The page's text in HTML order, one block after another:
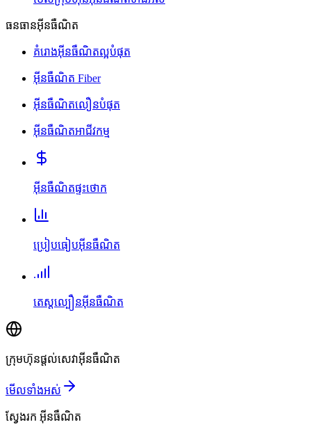
ធនធានអ៊ីនធឺណិត
គំរោងអ៊ីនធឺណិតល្អបំផុត
អ៊ីនធឺណិត Fiber
អ៊ីនធឺណិតលឿនបំផុត
អ៊ីនធឺណិតអាជីវកម្ម
អ៊ីនធឺណិតផ្ទះថោក
ប្រៀបធៀបអ៊ីនធឺណិត
តេស្តល្បឿនអ៊ីនធឺណិត
ក្រុមហ៊ុនផ្តល់សេវាអ៊ីនធឺណិត
មើលទាំងអស់
ស្វែងរក អ៊ីនធឺណិត